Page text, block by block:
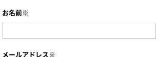
お名前※
メールアドレス※